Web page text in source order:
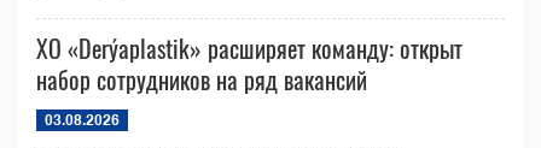
ХО «Derýaplastik» расширяет команду: открыт
набор сотрудников на ряд вакансий
03.08.2026